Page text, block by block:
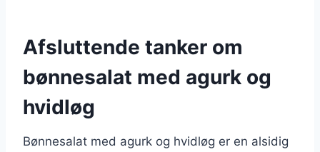
Afsluttende tanker om
bønnesalat med agurk og
hvidløg
Bønnesalat med agurk og hvidløg er en alsidig